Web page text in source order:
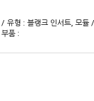
유형 : 블랭크 인서트, 모듈
품 :